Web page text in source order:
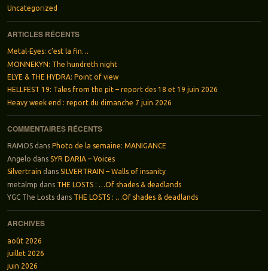
Uncategorized
ARTICLES RÉCENTS
Metal-Eyes: c’est la fin…
MONNEKYN: The hundreth night
ELYE & THE HYDRA: Point of view
HELLFEST 19: Tales from the pit – report des 18 et 19 juin 2026
Heavy week end : report du dimanche 7 juin 2026
COMMENTAIRES RÉCENTS
RAMOSdans Photo de la semaine: MANIGANCE
Angelo dans SYR DARIA – Voices
Silvertrain dans SILVERTRAIN – Walls of insanity
metalmp dans THE LOSTS : …Of shades & deadlands
YGC The Lostsdans THE LOSTS : …Of shades & deadlands
ARCHIVES
août 2026
juillet 2026
juin 2026